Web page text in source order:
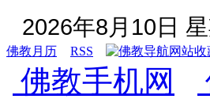
2026年8月10日
佛教月历 RSS
佛教手机网